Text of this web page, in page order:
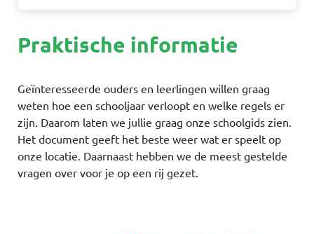
Praktische informatie
Geïnteresseerde ouders en leerlingen willen graag
weten hoe een schooljaar verloopt en welke regels er
zijn. Daarom laten we jullie graag onze schoolgids zien.
Het document geeft het beste weer wat er speelt op
onze locatie. Daarnaast hebben we de meest gestelde
vragen over voor je op een rij gezet.